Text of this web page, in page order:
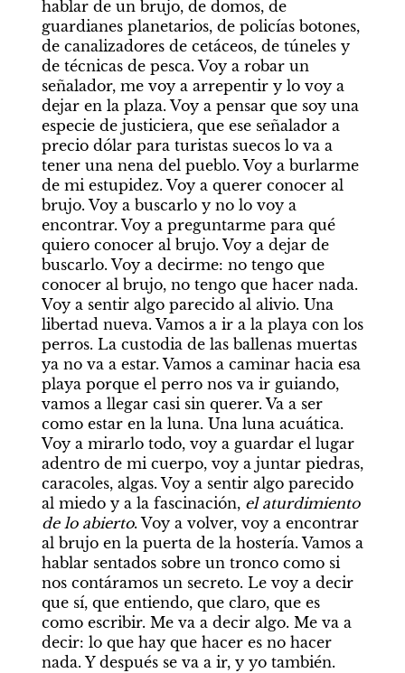
hablar de un brujo, de domos, de
guardianes planetarios, de policías botones,
de canalizadores de cetáceos, de túneles y
de técnicas de pesca. Voy a robar un
señalador, me voy a arrepentir y lo voy a
dejar en la plaza. Voy a pensar que soy una
especie de justiciera, que ese señalador a
precio dólar para turistas suecos lo va a
tener una nena del pueblo. Voy a burlarme
de mi estupidez. Voy a querer conocer al
brujo. Voy a buscarlo y no lo voy a
encontrar. Voy a preguntarme para qué
quiero conocer al brujo. Voy a dejar de
buscarlo. Voy a decirme: no tengo que
conocer al brujo, no tengo que hacer nada.
Voy a sentir algo parecido al alivio. Una
libertad nueva. Vamos a ir a la playa con los
perros. La custodia de las ballenas muertas
ya no va a estar. Vamos a caminar hacia esa
playa porque el perro nos va ir guiando,
vamos a llegar casi sin querer. Va a ser
como estar en la luna. Una luna acuática.
Voy a mirarlo todo, voy a guardar el lugar
adentro de mi cuerpo, voy a juntar piedras,
caracoles, algas. Voy a sentir algo parecido
al miedo y a la fascinación, el aturdimiento
de lo abierto. Voy a volver, voy a encontrar
al brujo en la puerta de la hostería. Vamos a
hablar sentados sobre un tronco como si
nos contáramos un secreto. Le voy a decir
que sí, que entiendo, que claro, que es
como escribir. Me va a decir algo. Me va a
decir: lo que hay que hacer es no hacer
nada. Y después se va a ir, y yo también.